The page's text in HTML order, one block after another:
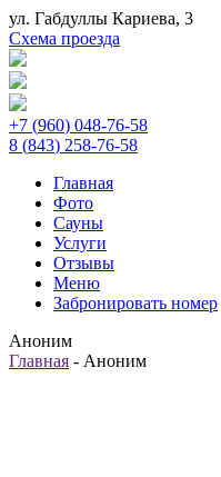
ул. Габдуллы Кариева, 3
Схема проезда
+7 (960) 048-76-58
8 (843) 258-76-58
Главная
Фото
Сауны
Услуги
Отзывы
Меню
Забронировать номер
Аноним
Главная - Аноним